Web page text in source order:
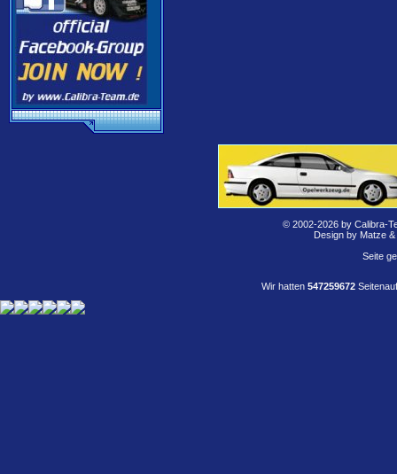
© 2002-2026 by Calibra-
Design by Matze
Seite
Wir hatten 547259672